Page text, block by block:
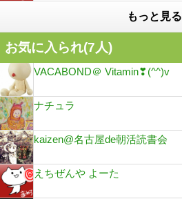
もっと見る
お気に入られ(7人)
VACABOND＠ Vitamin❣(^^)v
ナチュラ
kaizen@名古屋de朝活読書会
えちぜんや よーた